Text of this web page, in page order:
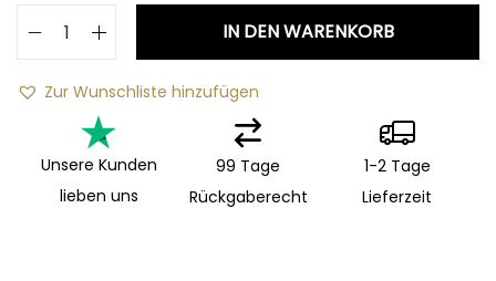
IN DEN WARENKORB
Zur Wunschliste hinzufügen
Unsere Kunden
lieben uns
99 Tage
Rückgaberecht
1-2 Tage
Lieferzeit